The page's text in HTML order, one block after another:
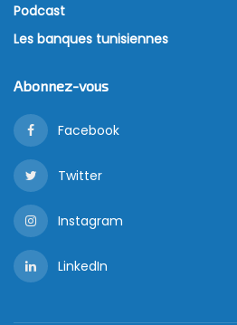
Podcast
Les banques tunisiennes
Abonnez-vous
Facebook
Twitter
Instagram
LinkedIn